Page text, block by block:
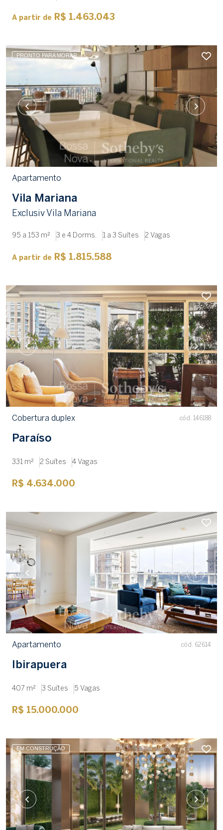
A partir de R$ 1.463.043
PRONTO PARA MORAR
Apartamento
Vila Mariana
Exclusiv Vila Mariana
95 a 153 m² 3 e 4 Dorms. 1 a 3 Suítes 2 Vagas
A partir de R$ 1.815.588
Cobertura duplex cód. 146188
Paraíso
331 m² 2 Suítes 4 Vagas
R$ 4.634.000
Apartamento cód. 62614
Ibirapuera
407 m² 3 Suítes 5 Vagas
R$ 15.000.000
EM CONSTRUÇÃO